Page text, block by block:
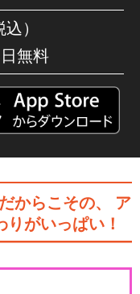
カンシリーズ ゼン
カン24
）
無料
からこその、
ア
がいっぱい！